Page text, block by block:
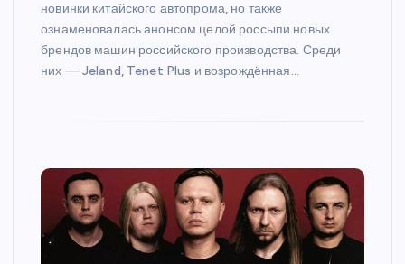
новинки китайского автопрома, но также
ознаменовалась анонсом целой россыпи новых
брендов машин российского производства. Среди
них — Jeland, Tenet Plus и возрождённая…